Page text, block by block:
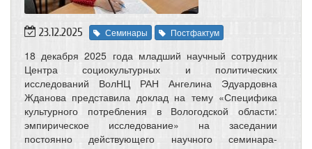
23.12.2025 Семинары Постфактум
18 декабря 2025 года младший научный сотрудник
Центра социокультурных и политических
исследований ВолНЦ РАН Ангелина Эдуардовна
Жданова представила доклад на тему «Специфика
культурного потребления в Вологодской области:
эмпирическое исследование» на заседании
постоянно действующего научного семинара-